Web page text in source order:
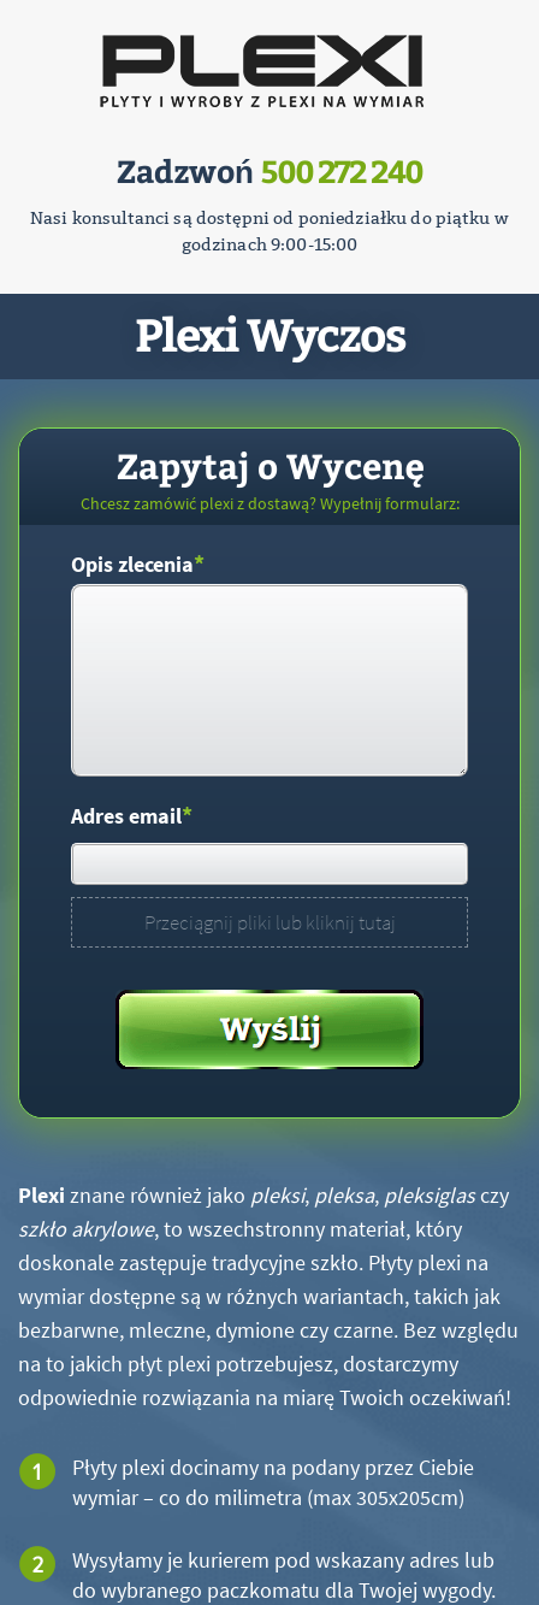
Zadzwoń 500 272 240
Nasi konsultanci są dostępni od poniedziałku do piątku w
godzinach 9:00-15:00
Plexi Wyczos
Zapytaj o Wycenę
Chcesz zamówić plexi z dostawą? Wypełnij formularz:
Opis zlecenia*
Adres email*
Przeciągnij pliki lub kliknij tutaj
Plexi znane również jako pleksi, pleksa, pleksiglasczy
szkło akrylowe, to wszechstronny materiał, który
doskonale zastępuje tradycyjne szkło. Płyty plexi na
wymiar dostępne są w różnych wariantach, takich jak
bezbarwne, mleczne, dymione czy czarne. Bez względu
na to jakich płyt plexi potrzebujesz, dostarczymy
odpowiednie rozwiązania na miarę Twoich oczekiwań!
Płyty plexi docinamy na podany przez Ciebie
wymiar – co do milimetra (max 305x205cm)
Wysyłamy je kurierem pod wskazany adres lub
do wybranego paczkomatu dla Twojej wygody.